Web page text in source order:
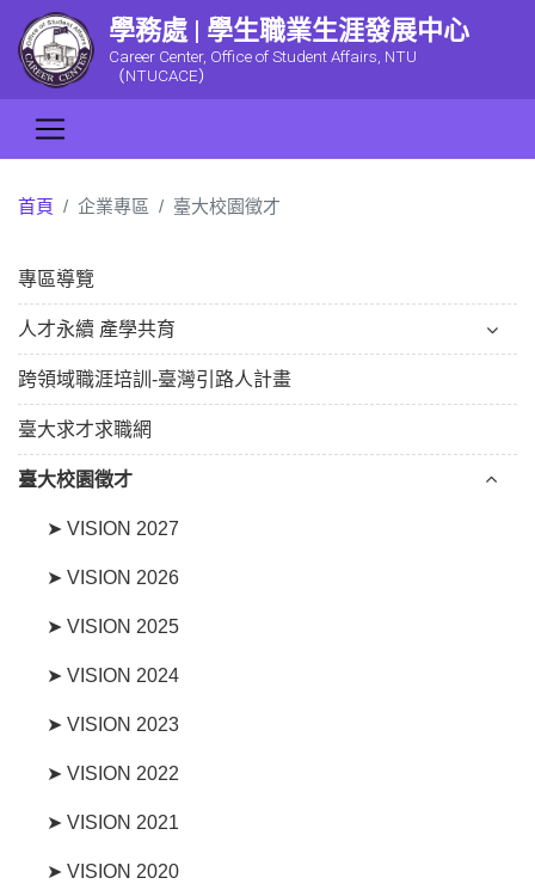
學務處 | 學生職業生涯發展中心
Career Center, Office of Student Affairs, NTU
（NTUCACE）
首頁 企業專區 臺大校園徵才
專區導覽
人才永續 產學共育
跨領域職涯培訓-臺灣引路人計畫
臺大求才求職網
臺大校園徵才
➤ VISION 2027
➤ VISION 2026
➤ VISION 2025
➤ VISION 2024
➤ VISION 2023
➤ VISION 2022
➤ VISION 2021
➤ VISION 2020